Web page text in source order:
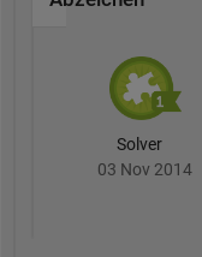
Solver
03 Nov 2014